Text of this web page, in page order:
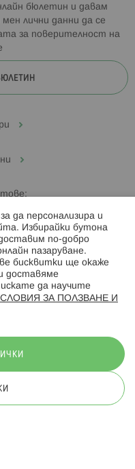
бюлетин и давам
лични данни да се
за поверителност на
ни:
права запазени
да персонализира и
Избирайки бутона
по-добро
пазаруване.
бисквитки ще окаже
доставяме
да научите
ЗА ПОЛЗВАНЕ И